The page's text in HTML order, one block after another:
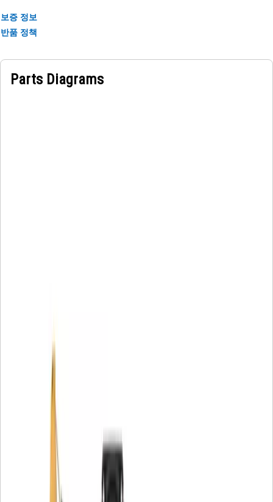
보증 정보
반품 정책
Parts Diagrams